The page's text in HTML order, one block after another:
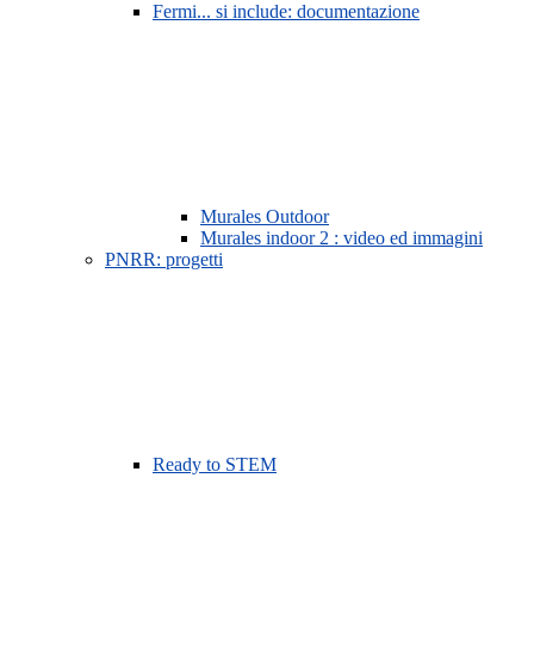
Fermi... si include: documentazione
Murales Outdoor
Murales indoor 2 : video ed immagini
PNRR: progetti
Ready to STEM